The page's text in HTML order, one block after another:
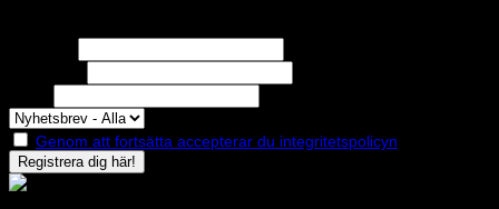
Genom att fortsätta accepterar du integritetspolicyn